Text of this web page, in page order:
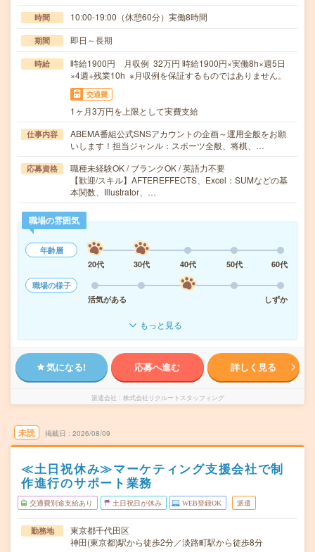
時間 10:00-19:00（休憩60分）実働8時間
期間 即日～長期
時給
時給1900円 月収例 32万円 時給1900円×実働8h×週5日
×4週+残業10h ※月収例を保証するものではありません。
交通費
1ヶ月3万円を上限として実費支給
仕事内容
ABEMA番組公式SNSアカウントの企画～運用全般をお願
いします！担当ジャンル：スポーツ全般、将棋、…
応募資格
職種未経験OK / ブランクOK / 英語力不要
【歓迎/スキル】AFTEREFFECTS、Excel：SUMなどの基
本関数、Illustrator、…
職場の雰囲気
年齢層
20代
30代 40代 50代
60代
職場の様子
活気がある
しずか
もっと見る
気になる! 応募へ進む 詳しく見る
派遣会社 株式会社リクルートスタッフィング
未読 掲載日 2026/08/09
≪土日祝休み≫マーケティング支援会社で制
作進行のサポート業務
交通費別途支給あり 土日祝日が休み WEB登録OK 派遣
勤務地
東京都千代田区
神田(東京都)駅から徒歩2分／淡路町駅から徒歩8分